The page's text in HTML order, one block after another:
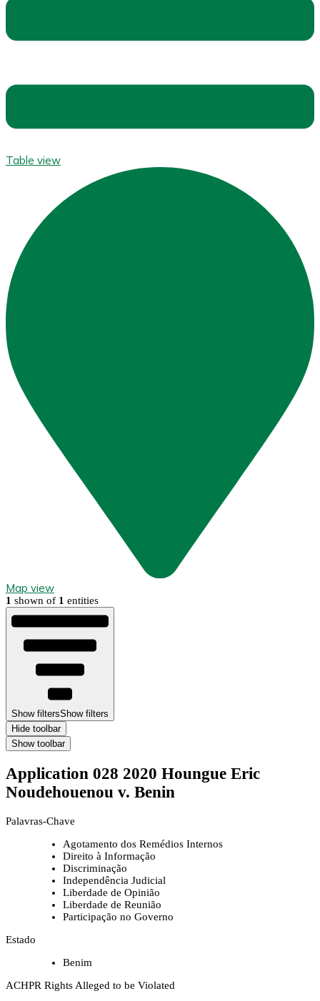
Table view
Map view
1 shown of 1 entities
Show filtersShow filters
Hide toolbar
Show toolbar
Application 028 2020 Houngue Eric
Noudehouenou v. Benin
Palavras-Chave
Agotamento dos Remédios Internos
Direito à Informação
Discriminação
Independência Judicial
Liberdade de Opinião
Liberdade de Reunião
Participação no Governo
Estado
Benim
ACHPR Rights Alleged to be Violated